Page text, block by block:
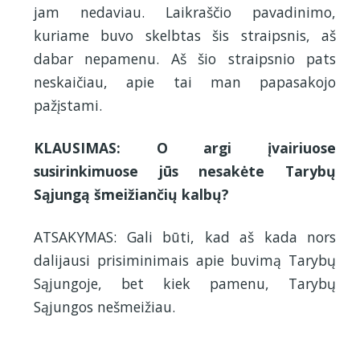
jam nedaviau. Laikraščio pavadinimo,
kuriame buvo skelbtas šis straipsnis, aš
dabar nepamenu. Aš šio straipsnio pats
neskaičiau, apie tai man papasakojo
pažįstami.
KLAUSIMAS: O argi įvairiuose
susirinkimuose jūs nesakėte Tarybų
Sąjungą šmeižiančių kalbų?
ATSAKYMAS: Gali būti, kad aš kada nors
dalijausi prisiminimais apie buvimą Tarybų
Sąjungoje, bet kiek pamenu, Tarybų
Sąjungos nešmeižiau.